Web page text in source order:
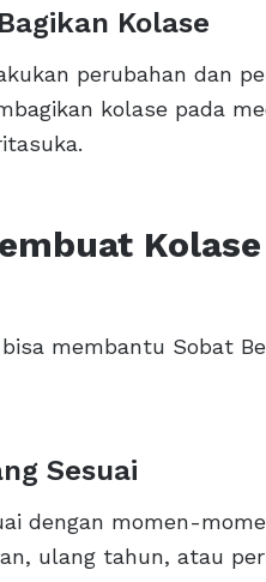
Kolase
perubahan dan
kolase pada
membantu Sobat
Sesuai
dengan momen-
ulang tahun, atau